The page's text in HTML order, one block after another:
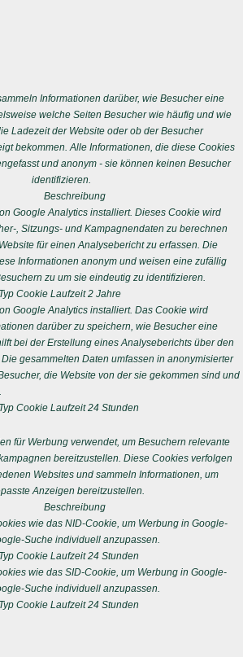
Informationen darüber, wie Besucher eine
welche Seiten Besucher wie häufig und wie
Ladezeit der Website oder ob der Besucher
bekommen. Alle Informationen, die diese Cookies
und anonym - sie können keinen Besucher
identifizieren.
Beschreibung
Google Analytics installiert. Dieses Cookie wird
, Sitzungs- und Kampagnendaten zu berechnen
für einen Analysebericht zu erfassen. Die
Informationen anonym und weisen eine zufällig
zu um sie eindeutig zu identifizieren.
Typ Cookie Laufzeit 2 Jahre
Google Analytics installiert. Das Cookie wird
darüber zu speichern, wie Besucher eine
bei der Erstellung eines Analyseberichts über den
gesammelten Daten umfassen in anonymisierter
die Website von der sie gekommen sind und
Typ Cookie Laufzeit 24 Stunden
für Werbung verwendet, um Besuchern relevante
bereitzustellen. Diese Cookies verfolgen
Websites und sammeln Informationen, um
Anzeigen bereitzustellen.
Beschreibung
wie das NID-Cookie, um Werbung in Google-
Suche individuell anzupassen.
Typ Cookie Laufzeit 24 Stunden
wie das SID-Cookie, um Werbung in Google-
Suche individuell anzupassen.
Typ Cookie Laufzeit 24 Stunden